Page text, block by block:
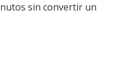
sin convertir un